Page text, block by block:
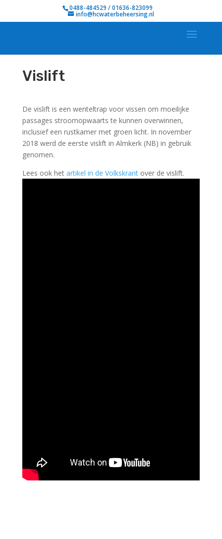
0488-484529 / 01636-823099
info@hcwaterbeheersing.nl
Vislift
De vislift is een wenteltrap voor vissen om moeilijke
passages stroomopwaarts te kunnen overwinnen,
inclusief een rustkamer met groen licht. In november
2018 werd de eerste vislift in Almkerk (NB) in gebruik
genomen.
Lees ook het artikel in de Volkskrantover de vislift.